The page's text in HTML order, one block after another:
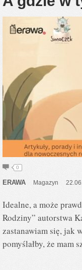
0
ERAWA Magazyn
Idealne, a może
Rodziny” autorstwa
zastanawiam się, jak
pomyślałby, że